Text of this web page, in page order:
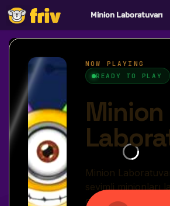
Minion Laboratuvarı